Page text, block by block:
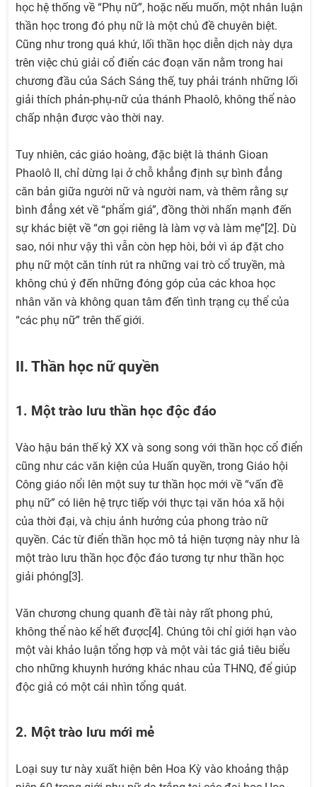
học hệ thống về “Phụ nữ”, hoặc nếu muốn, một nhân luận
thần học trong đó phụ nữ là một chủ đề chuyên biệt.
Cũng như trong quá khứ, lối thần học diễn dịch này dựa
trên việc chú giải cổ điển các đoạn văn nằm trong hai
chương đầu của Sách Sáng thế, tuy phải tránh những lối
giải thích phản-phụ-nữ của thánh Phaolô, không thể nào
chấp nhận được vào thời nay.
Tuy nhiên, các giáo hoàng, đặc biệt là thánh Gioan
Phaolô II, chỉ dừng lại ở chỗ khẳng định sự bình đẳng
căn bản giữa người nữ và người nam, và thêm rằng sự
bình đẳng xét về “phẩm giá”, đồng thời nhấn mạnh đến
sự khác biệt về “ơn gọi riêng là làm vợ và làm mẹ”[2]. Dù
sao, nói như vậy thì vẫn còn hẹp hòi, bởi vì áp đặt cho
phụ nữ một căn tính rút ra những vai trò cổ truyền, mà
không chú ý đến những đóng góp của các khoa học
nhân văn và không quan tâm đến tình trạng cụ thể của
“các phụ nữ” trên thế giới.
II. Thần học nữ quyền
1. Một trào lưu thần học độc đáo
Vào hậu bán thế kỷ XX và song song với thần học cổ điển
cũng như các văn kiện của Huấn quyền, trong Giáo hội
Công giáo nổi lên một suy tư thần học mới về “vấn đề
phụ nữ” có liên hệ trực tiếp với thực tại văn hóa xã hội
của thời đại, và chịu ảnh hưởng của phong trào nữ
quyền. Các từ điển thần học mô tả hiện tượng này như là
một trào lưu thần học độc đáo tương tự như thần học
giải phóng[3].
Văn chương chung quanh đề tài này rất phong phú,
không thể nào kể hết được[4]. Chúng tôi chỉ giới hạn vào
một vài khảo luận tổng hợp và một vài tác giả tiêu biểu
cho những khuynh hướng khác nhau của THNQ, để giúp
độc giả có một cái nhìn tổng quát.
2. Một trào lưu mới mẻ
Loại suy tư này xuất hiện bên Hoa Kỳ vào khoảng thập